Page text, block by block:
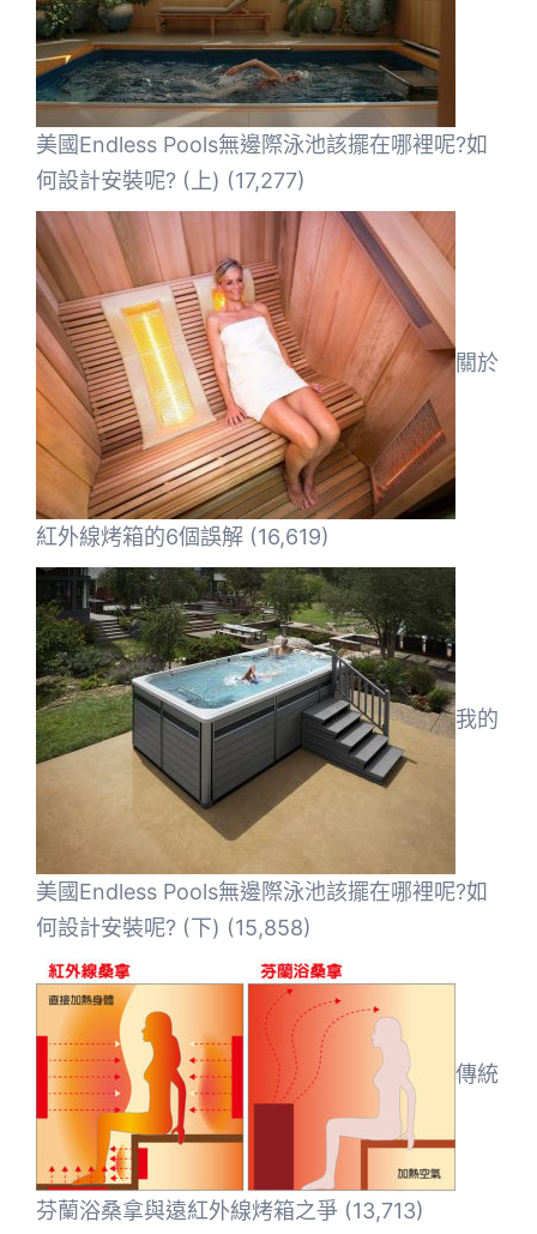
美國Endless Pools無邊際泳池該擺在哪裡呢?如
何設計安裝呢? (上) (17,277)
關於
紅外線烤箱的6個誤解 (16,619)
我的
美國Endless Pools無邊際泳池該擺在哪裡呢?如
何設計安裝呢? (下) (15,858)
傳統
芬蘭浴桑拿與遠紅外線烤箱之爭 (13,713)